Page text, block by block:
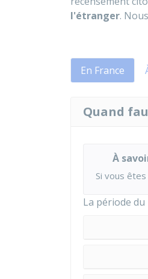
l'étranger.
En France
Quand
À
Si vous
La période